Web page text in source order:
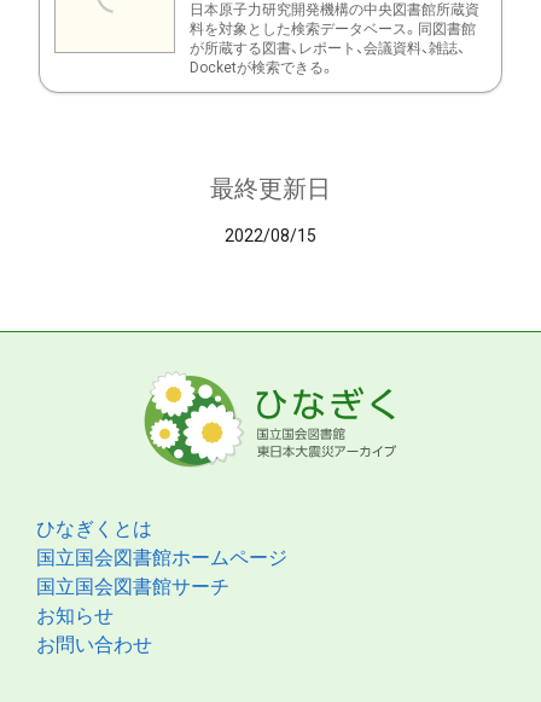
日本原子力研究開発機構の中央図書館所蔵資
料を対象とした検索データベース。同図書館
が所蔵する図書、レポート、会議資料、雑誌、
Docketが検索できる。
最終更新日
2022/08/15
ひなぎくとは
国立国会図書館ホームページ
国立国会図書館サーチ
お知らせ
お問い合わせ